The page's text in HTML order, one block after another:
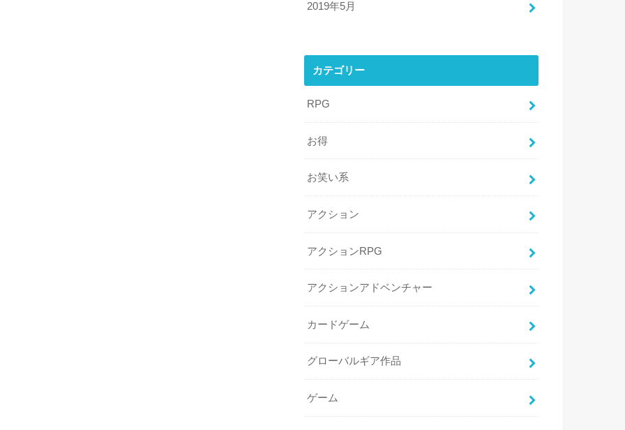
2019年5月
カテゴリー
RPG
お得
お笑い系
アクション
アクションRPG
アクションアドベンチャー
カードゲーム
グローバルギア作品
ゲーム